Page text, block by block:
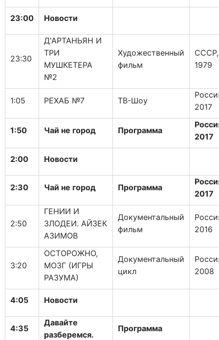
23:00 Новости
23:30
Д'АРТАНЬЯН И
ТРИ
МУШКЕТЕРА
№2
Художественный
фильм
СССР,
1979
1:05 РЕХАБ №7 ТВ-Шоу
2017
1:50 Чай не город Программа
2017
2:00 Новости
2:30 Чай не город Программа
2017
2:50
ГЕНИИ И
ЗЛОДЕИ. АЙЗЕК
АЗИМОВ
Документальный
фильм
2016
3:20
ОСТОРОЖНО,
МОЗГ (ИГРЫ
РАЗУМА)
Документальный
цикл
2008
4:05 Новости
4:35
Давайте
разберемся.
Программа